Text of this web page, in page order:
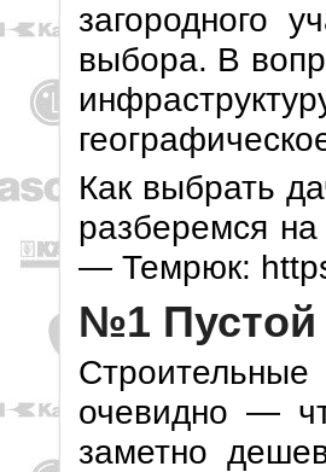
загородного
выбора. В
Как выбрать
разберемся
— Темрюк:
№1 Пустой
очевидно —
заметно